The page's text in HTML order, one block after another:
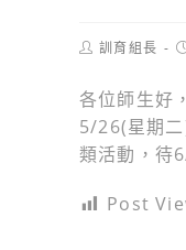
Post訓育組長
各位師生好
5/26(星期
類活動，待
Post